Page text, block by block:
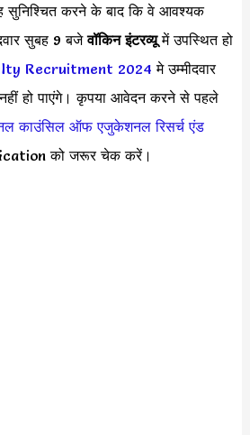
सुनिश्चित करने के बाद कि वे आवश्यक
सुबह 9 बजेवॉकिन इंटरव्यूमें उपस्थित हो
Recruitment 2024 मे उम्मीदवार
हो पाएंगे। कृपया आवेदन करने से पहले
काउंसिल ऑफ एजुकेशनल रिसर्च एंड
को जरूर चेक करें।